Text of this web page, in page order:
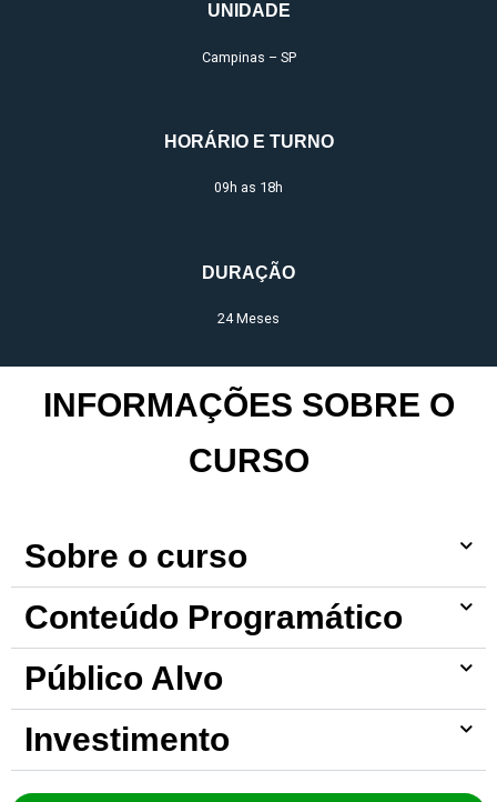
UNIDADE
Campinas – SP
HORÁRIO E TURNO
09h as 18h
DURAÇÃO
24 Meses
INFORMAÇÕES SOBRE O
CURSO
Sobre o curso
Conteúdo Programático
Público Alvo
Investimento